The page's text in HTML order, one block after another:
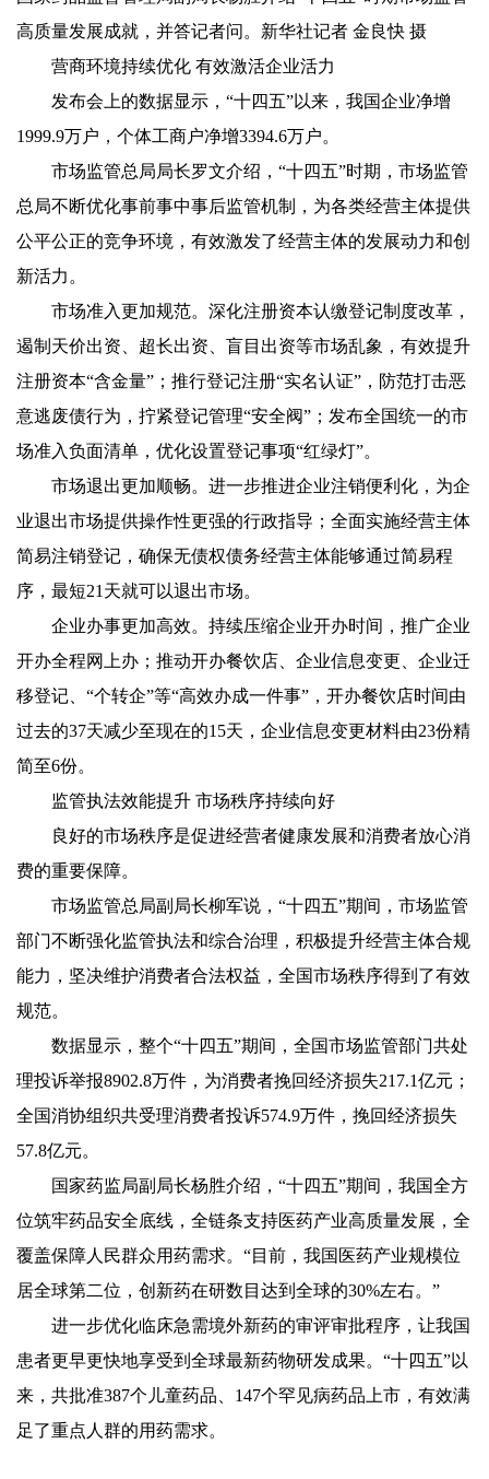
高质量发展成就，并答记者问。新华社记者 金良快 摄
营商环境持续优化 有效激活企业活力
发布会上的数据显示，“十四五”以来，我国企业净增
1999.9万户，个体工商户净增3394.6万户。
市场监管总局局长罗文介绍，“十四五”时期，市场监管
总局不断优化事前事中事后监管机制，为各类经营主体提供
公平公正的竞争环境，有效激发了经营主体的发展动力和创
新活力。
市场准入更加规范。深化注册资本认缴登记制度改革，
遏制天价出资、超长出资、盲目出资等市场乱象，有效提升
注册资本“含金量”；推行登记注册“实名认证”，防范打击恶
意逃废债行为，拧紧登记管理“安全阀”；发布全国统一的市
场准入负面清单，优化设置登记事项“红绿灯”。
市场退出更加顺畅。进一步推进企业注销便利化，为企
业退出市场提供操作性更强的行政指导；全面实施经营主体
简易注销登记，确保无债权债务经营主体能够通过简易程
序，最短21天就可以退出市场。
企业办事更加高效。持续压缩企业开办时间，推广企业
开办全程网上办；推动开办餐饮店、企业信息变更、企业迁
移登记、“个转企”等“高效办成一件事”，开办餐饮店时间由
过去的37天减少至现在的15天，企业信息变更材料由23份精
简至6份。
监管执法效能提升 市场秩序持续向好
良好的市场秩序是促进经营者健康发展和消费者放心消
费的重要保障。
市场监管总局副局长柳军说，“十四五”期间，市场监管
部门不断强化监管执法和综合治理，积极提升经营主体合规
能力，坚决维护消费者合法权益，全国市场秩序得到了有效
规范。
数据显示，整个“十四五”期间，全国市场监管部门共处
理投诉举报8902.8万件，为消费者挽回经济损失217.1亿元；
全国消协组织共受理消费者投诉574.9万件，挽回经济损失
57.8亿元。
国家药监局副局长杨胜介绍，“十四五”期间，我国全方
位筑牢药品安全底线，全链条支持医药产业高质量发展，全
覆盖保障人民群众用药需求。“目前，我国医药产业规模位
居全球第二位，创新药在研数目达到全球的30%左右。”
进一步优化临床急需境外新药的审评审批程序，让我国
患者更早更快地享受到全球最新药物研发成果。“十四五”以
来，共批准387个儿童药品、147个罕见病药品上市，有效满
足了重点人群的用药需求。